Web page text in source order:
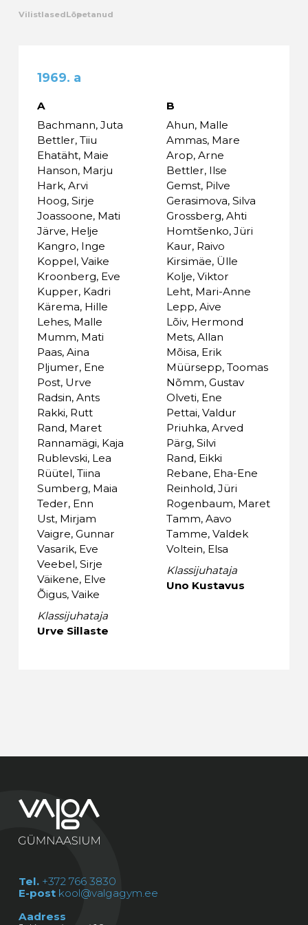
VilistlasedLõpetanud
1969. a
A
Bachmann, Juta
Bettler, Tiiu
Ehatäht, Maie
Hanson, Marju
Hark, Arvi
Hoog, Sirje
Joassoone, Mati
Järve, Helje
Kangro, Inge
Koppel, Vaike
Kroonberg, Eve
Kupper, Kadri
Kärema, Hille
Lehes, Malle
Mumm, Mati
Paas, Aina
Pljumer, Ene
Post, Urve
Radsin, Ants
Rakki, Rutt
Rand, Maret
Rannamägi, Kaja
Rublevski, Lea
Rüütel, Tiina
Sumberg, Maia
Teder, Enn
Ust, Mirjam
Vaigre, Gunnar
Vasarik, Eve
Veebel, Sirje
Väikene, Elve
Õigus, Vaike
Klassijuhataja
Urve Sillaste
B
Ahun, Malle
Ammas, Mare
Arop, Arne
Bettler, Ilse
Gemst, Pilve
Gerasimova, Silva
Grossberg, Ahti
Homtšenko, Jüri
Kaur, Raivo
Kirsimäe, Ülle
Kolje, Viktor
Leht, Mari-Anne
Lepp, Aive
Lõiv, Hermond
Mets, Allan
Mõisa, Erik
Müürsepp, Toomas
Nõmm, Gustav
Olveti, Ene
Pettai, Valdur
Priuhka, Arved
Pärg, Silvi
Rand, Eikki
Rebane, Eha-Ene
Reinhold, Jüri
Rogenbaum, Maret
Tamm, Aavo
Tamme, Valdek
Voltein, Elsa
Klassijuhataja
Uno Kustavus
Tel. +372 766 3830
E-post kool@valgagym.ee
Aadress
Järelvalve